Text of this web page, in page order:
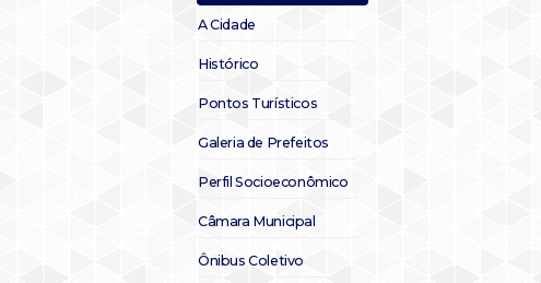
A Cidade
Histórico
Pontos Turísticos
Galeria de Prefeitos
Perfil Socioeconômico
Câmara Municipal
Ônibus Coletivo